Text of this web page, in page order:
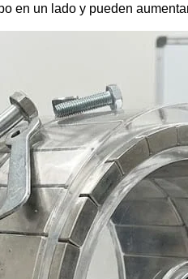
en un lado y pueden